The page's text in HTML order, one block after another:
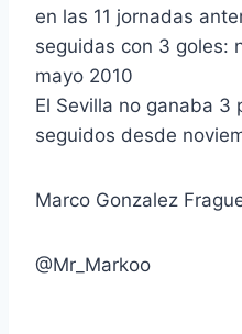
en las 11 jornadas
seguidas con 3 goles:
mayo 2010
El Sevilla no ganaba 3
seguidos desde
Marco Gonzalez
@Mr_Markoo